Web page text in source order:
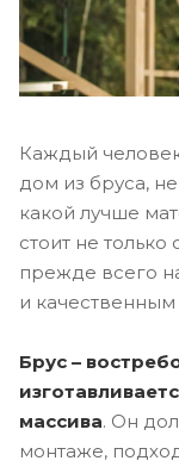
Каждый
дом из бруса,
какой лучше
стоит не
прежде всего
и
Брус –
массива. Он
монтаже,